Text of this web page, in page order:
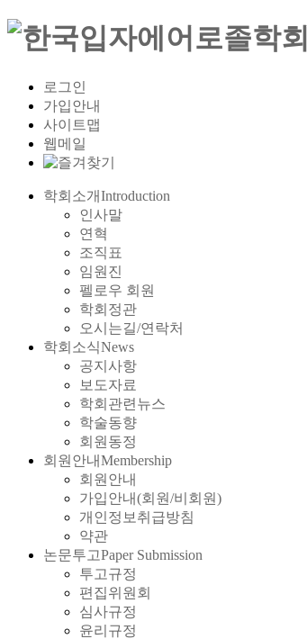
로그인
가입안내
사이트맵
웹메일
학회소개Introduction
인사말
연혁
조직표
임원진
펠로우 회원
학회정관
오시는길/연락처
학회소식News
공지사항
보도자료
학회관련뉴스
학술동향
회원동정
회원안내Membership
회원안내
가입안내(회원/비회원)
개인정보취급방침
약관
논문투고Paper Submission
투고규정
편집위원회
심사규정
윤리규정